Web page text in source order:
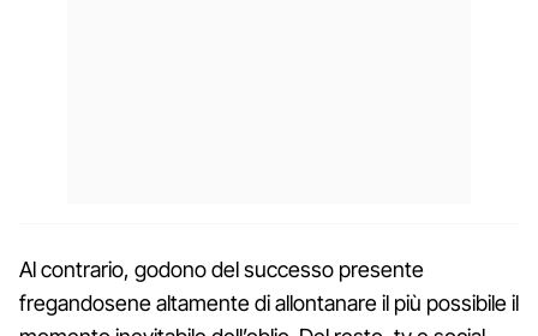
Al contrario, godono del successo presente
fregandosene altamente di allontanare il più possibile il